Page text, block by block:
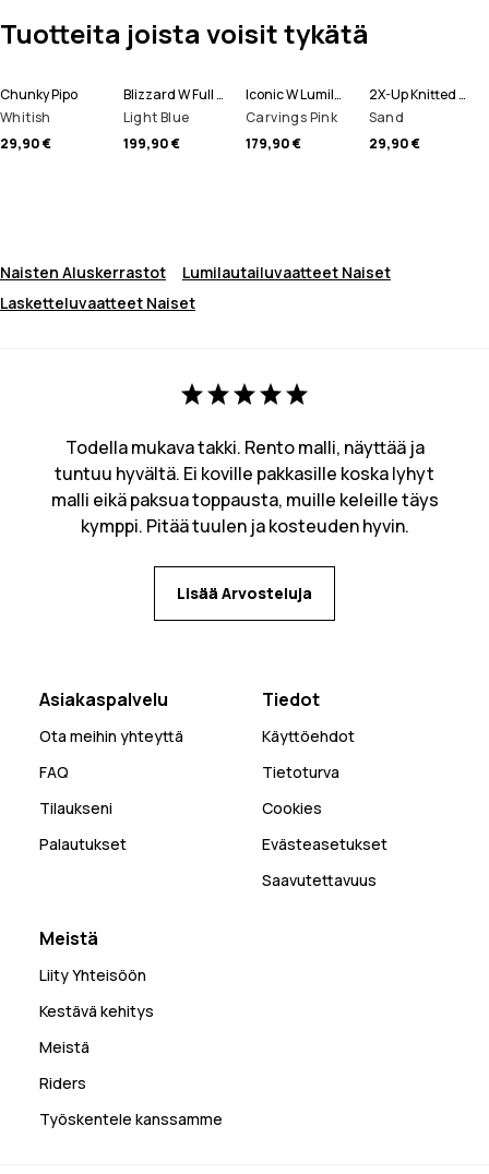
Tuotteita joista voisit tykätä
Chunky Pipo
Whitish
29,90 €
Blizzard W Full Zip Lumilautailutakki Naiset
Light Blue
199,90 €
Iconic W Lumilautailuhousut Naiset
Carvings Pink
179,90 €
2X-Up Knitted Tuubihuivi
Sand
29,90 €
Naisten Aluskerrastot
Lumilautailuvaatteet Naiset
Lasketteluvaatteet Naiset
Todella mukava takki. Rento malli, näyttää ja
tuntuu hyvältä. Ei koville pakkasille koska lyhyt
malli eikä paksua toppausta, muille keleille täys
kymppi. Pitää tuulen ja kosteuden hyvin.
Lisää Arvosteluja
Asiakaspalvelu
Ota meihin yhteyttä
FAQ
Tilaukseni
Palautukset
Tiedot
Käyttöehdot
Tietoturva
Cookies
Evästeasetukset
Saavutettavuus
Meistä
Liity Yhteisöön
Kestävä kehitys
Meistä
Riders
Työskentele kanssamme